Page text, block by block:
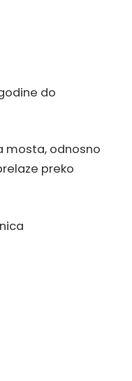
do
mosta, odnosno
preko